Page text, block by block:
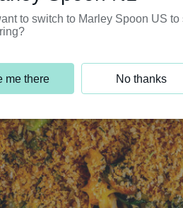
to switch to Marley Spoon US to
me there No thanks